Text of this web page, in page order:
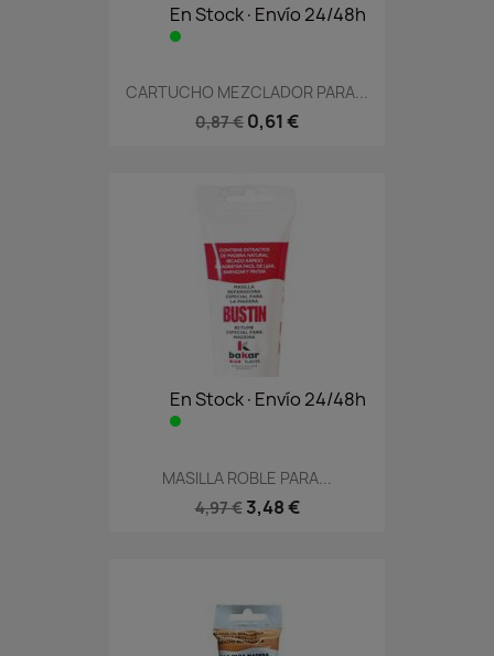
En Stock·Envío 24/48h
CARTUCHO MEZCLADOR PARA...
0,87 € 0,61 €
En Stock·Envío 24/48h
MASILLA ROBLE PARA...
4,97 € 3,48 €